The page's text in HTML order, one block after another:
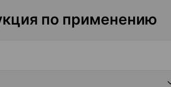
по применению